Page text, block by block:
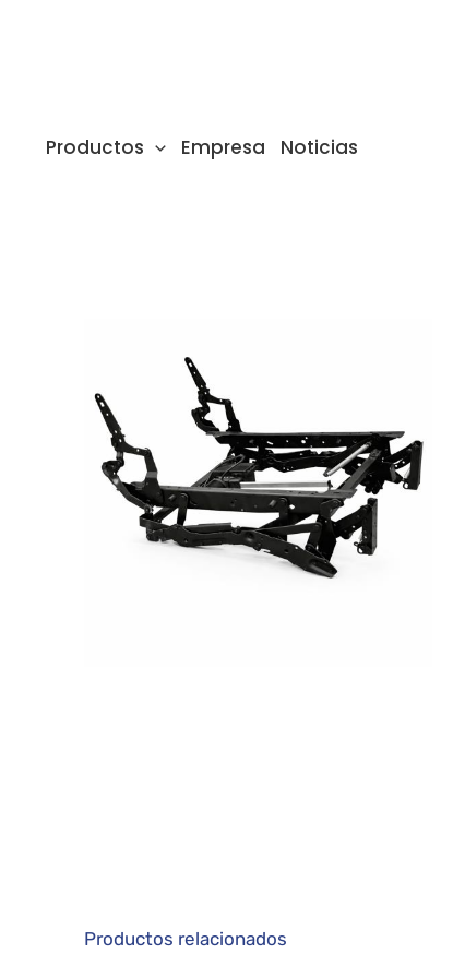
Productos Empresa Noticias
Productos relacionados